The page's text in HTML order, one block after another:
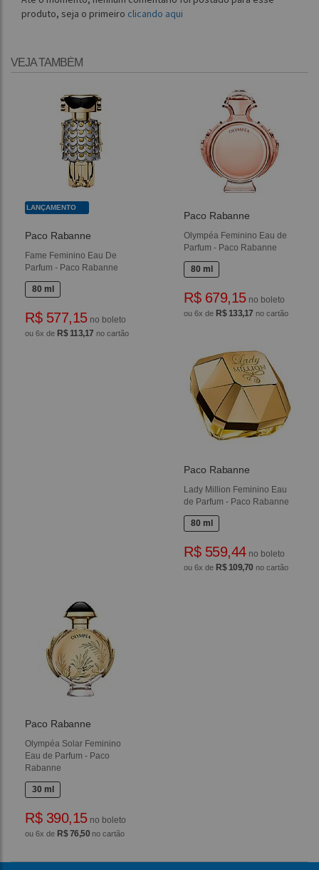
produto, seja o primeiro clicando aqui
VEJA TAMBÉM
LANÇAMENTO
Paco Rabanne
Fame Feminino Eau De
Parfum - Paco Rabanne
80 ml
R$ 577,15no boleto
ou 6x de R$ 113,17 no cartão
Paco Rabanne
Olympéa Feminino Eau de
Parfum - Paco Rabanne
80 ml
R$ 679,15no boleto
ou 6x de R$ 133,17 no cartão
Paco Rabanne
Lady Million Feminino Eau
de Parfum - Paco Rabanne
80 ml
R$ 559,44no boleto
ou 6x de R$ 109,70 no cartão
Paco Rabanne
Olympéa Solar Feminino
Eau de Parfum - Paco
Rabanne
30 ml
R$ 390,15no boleto
ou 6x de R$ 76,50 no cartão